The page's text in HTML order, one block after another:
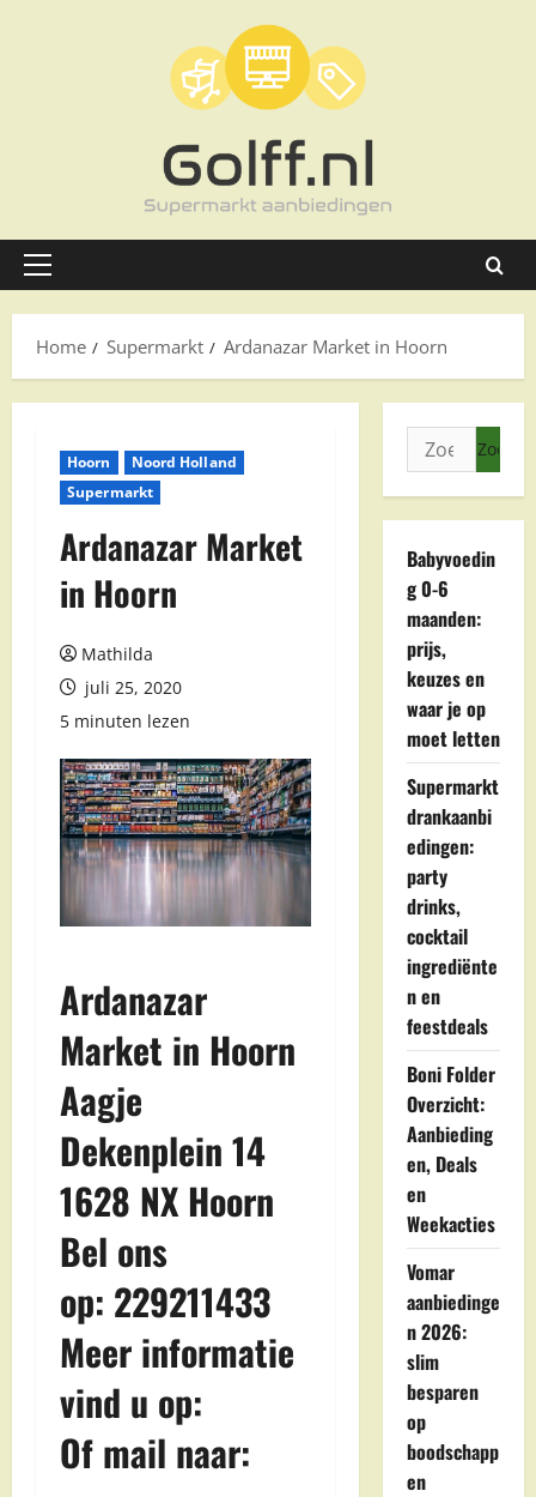
Primair
Home
Supermarkt Ardanazar Market in Hoorn
Hoorn
Noord Holland
Supermarkt
Ardanazar Market
in Hoorn
Mathilda
juli 25, 2020
5 minuten lezen
Ardanazar
Market in Hoorn
Aagje
Dekenplein 14
1628 NX Hoorn
Bel ons
op: 229211433
Meer informatie
vind u op:
Of mail naar:
Zoeken
naar:
Babyvoedin
g 0-6
maanden:
prijs,
keuzes en
waar je op
moet letten
Supermarkt
drankaanbi
edingen:
party
drinks,
cocktail
ingrediënte
n en
feestdeals
Boni Folder
Overzicht:
Aanbieding
en, Deals
en
Weekacties
Vomar
aanbiedinge
n 2026:
slim
besparen
op
boodschapp
en